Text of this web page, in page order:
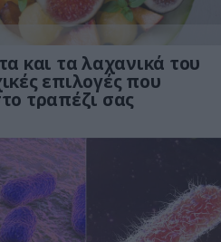
και τα λαχανικά του
επιλογές που
τραπέζι σας